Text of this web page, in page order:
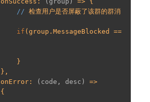
// 检查用户是否屏蔽了该群的群消
if
            onError:
(code, desc)
=>